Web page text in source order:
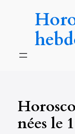
nées le